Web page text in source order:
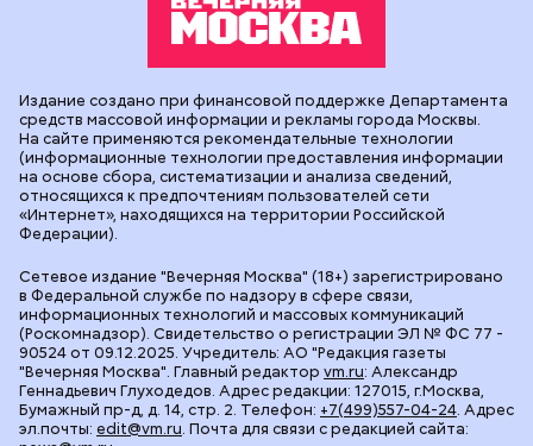
Сетевое издание "Вечерняя Москва" (18+) зарегистрировано
в Федеральной службе по надзору в сфере связи,
информационных технологий и массовых коммуникаций
(Роскомнадзор). Свидетельство о регистрации ЭЛ № ФС 77 -
90524 от 09.12.2025. Учредитель: АО "Редакция газеты
"Вечерняя Москва". Главный редактор vm.ru: Александр
Геннадьевич Глуходедов. Адрес редакции: 127015, г.Москва,
Бумажный пр-д, д. 14, стр. 2. Телефон: +7(499)557-04-24. Адрес
эл.почты: edit@vm.ru. Почта для связи с редакцией сайта:
Издание создано при финансовой поддержке Департамента
средств массовой информации и рекламы города Москвы.
На сайте применяются рекомендательные технологии
(информационные технологии предоставления информации
на основе сбора, систематизации и анализа сведений,
относящихся к предпочтениям пользователей сети
«Интернет», находящихся на территории Российской
Федерации).